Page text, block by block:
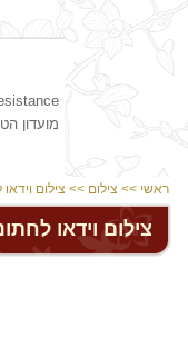
מועדון
ראשי >> צילום >> צילום
צילום וידאו